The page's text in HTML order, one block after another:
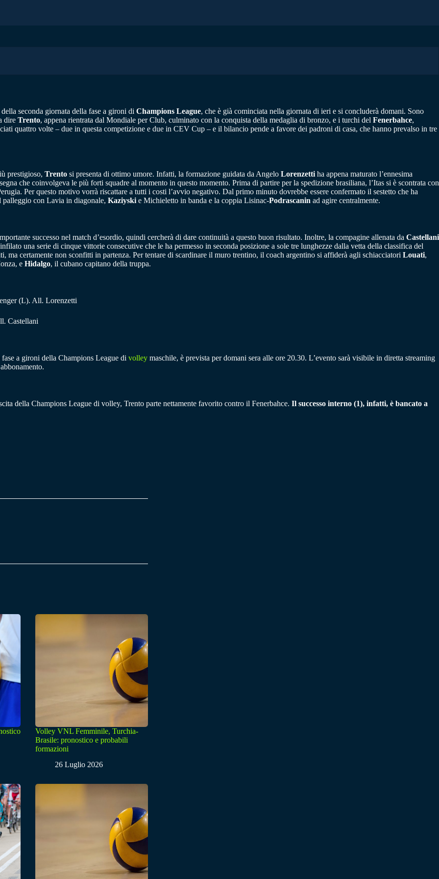
seconda giornata della fase a gironi di Champions League, che è già cominciata nella giornata di ieri e si concluderà domani. Sono
dire Trento, appena rientrata dal Mondiale per Club, culminato con la conquista della medaglia di bronzo, e i turchi del Fenerbahce,
quattro volte – due in questa competizione e due in CEV Cup – e il bilancio pende a favore dei padroni di casa, che hanno prevalso in tre
prestigioso, Trento si presenta di ottimo umore. Infatti, la formazione guidata da Angelo Lorenzettiha appena maturato l’ennesima
che coinvolgeva le più forti squadre al momento in questo momento. Prima di partire per la spedizione brasiliana, l’Itas si è scontrata con
Per questo motivo vorrà riscattare a tutti i costi l’avvio negativo. Dal primo minuto dovrebbe essere confermato il sestetto che ha
con Lavia in diagonale, Kaziyskie Michieletto in banda e la coppia Lisinac-Podrascanin ad agire centralmente.
successo nel match d’esordio, quindi cercherà di dare continuità a questo buon risultato. Inoltre, la compagine allenata da Castellani
una serie di cinque vittorie consecutive che le ha permesso in seconda posizione a sole tre lunghezze dalla vetta della classifica del
certamente non sconfitti in partenza. Per tentare di scardinare il muro trentino, il coach argentino si affiderà agli schiacciatori Louati,
e Hidalgo, il cubano capitano della truppa.
(L). All. Lorenzetti
Castellani
a gironi della Champions League di volley maschile, è prevista per domani sera alle ore 20.30. L’evento sarà visibile in diretta streaming
della Champions League di volley, Trento parte nettamente favorito contro il Fenerbahce. Il successo interno (1), infatti, è bancato a
Volley VNL Femminile, Turchia-
Brasile: pronostico e probabili
formazioni
26 Luglio 2026